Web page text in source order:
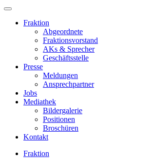
Fraktion
Abgeordnete
Fraktions­vorstand
AKs & Sprecher
Geschäftsstelle
Presse
Meldungen
Ansprechpartner
Jobs
Mediathek
Bildergalerie
Positionen
Broschüren
Kontakt
Fraktion